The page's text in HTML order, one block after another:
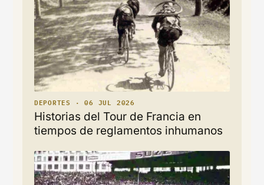
DEPORTES · 06 JUL 2026
Historias del Tour de Francia en
tiempos de reglamentos inhumanos